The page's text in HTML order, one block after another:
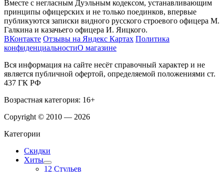
Вместе с негласным Дуэльным кодексом, устанавливающим
принципы офицерских и не только поединков, впервые
публикуются записки видного русского строевого офицера М.
Галкина и казачьего офицера И. Яицкого.
ВКонтакте Отзывы на Яндекс Картах Политика
конфиденциальностиО магазине
Вся информация на сайте несёт справочный характер и не
является публичной офертой, определяемой положениями ст.
437 ГК РФ
Возрастная категория: 16+
Copyright © 2010 — 2026
Категории
Скидки
Хиты
12 Стульев